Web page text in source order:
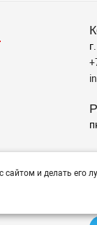
и делать его